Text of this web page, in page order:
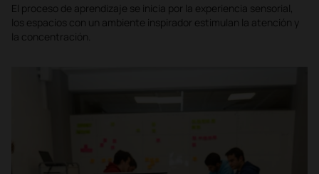
El proceso de aprendizaje se inicia por la experiencia sensorial,
los espacios con un ambiente inspirador estimulan la atención y
la concentración.